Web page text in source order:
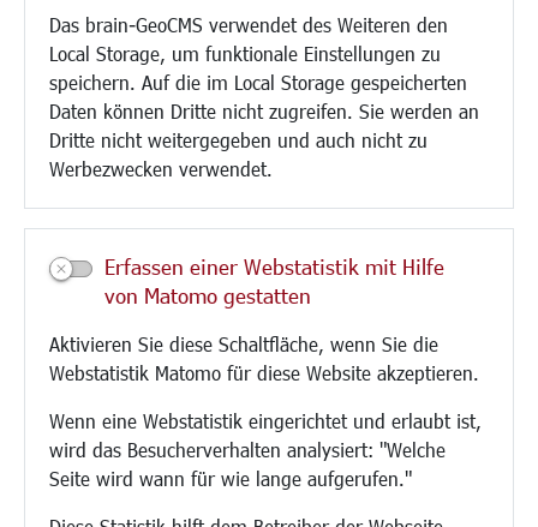
Das brain-GeoCMS verwendet des Weiteren den
Local Storage, um funktionale Einstellungen zu
speichern. Auf die im Local Storage gespeicherten
Daten können Dritte nicht zugreifen. Sie werden an
Dritte nicht weitergegeben und auch nicht zu
Werbezwecken verwendet.
Erfassen einer Webstatistik mit Hilfe
von Matomo gestatten
Aktivieren Sie diese Schaltfläche, wenn Sie die
Webstatistik Matomo für diese Website akzeptieren.
Wenn eine Webstatistik eingerichtet und erlaubt ist,
wird das Besucherverhalten analysiert: "Welche
Seite wird wann für wie lange aufgerufen."
Verkehr/Mobilität
Glasfaserausbau
Aktuelle Baustellen
Paddelteich
CINDY S
Kultur/Freizeit/Tourismus
Veranstaltungen
Neue Stadthalle Langen
Bäder
Musikschule
Stadtbücherei
Stadtarchiv
Museen
Hotels/Unterkünfte